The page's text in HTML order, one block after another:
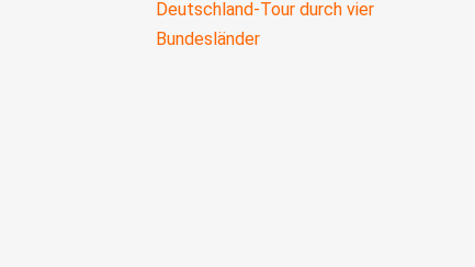
Deutschland-Tour durch vier
Bundesländer